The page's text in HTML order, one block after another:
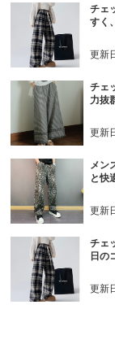
チェ
すく
更新
チェ
力抜
更新
メン
と快
更新
チェ
日の
更新